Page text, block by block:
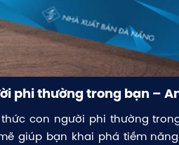
phi thường trong bạn –
con người phi thường
giúp bạn khai phá tiềm